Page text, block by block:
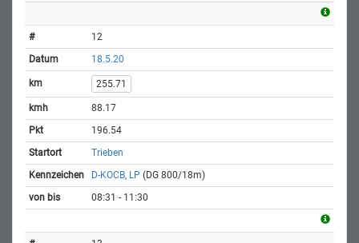
12
18.5.20
255.71
88.17
196.54
Trieben
D-KOCB, LP (DG 800/18m)
08:31 - 11:30